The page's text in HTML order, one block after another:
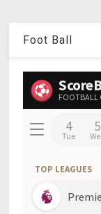
Foot Ball